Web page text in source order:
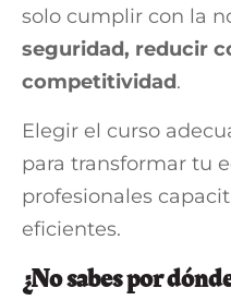
solo cumplir con la
seguridad, reducir
competitividad.
Elegir el curso
para transformar tu
profesionales
eficientes.
¿No sabes por